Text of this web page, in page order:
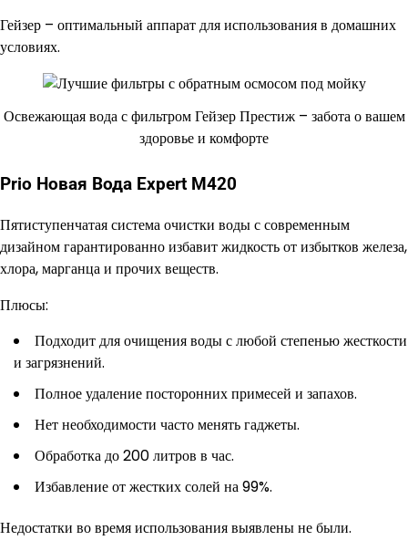
Гейзер – оптимальный аппарат для использования в домашних
условиях.
Освежающая вода с фильтром Гейзер Престиж – забота о вашем
здоровье и комфорте
Prio Новая Вода Expert M420
Пятиступенчатая система очистки воды с современным
дизайном гарантированно избавит жидкость от избытков железа,
хлора, марганца и прочих веществ.
Плюсы:
Подходит для очищения воды с любой степенью жесткости
и загрязнений.
Полное удаление посторонних примесей и запахов.
Нет необходимости часто менять гаджеты.
Обработка до 200 литров в час.
Избавление от жестких солей на 99%.
Недостатки во время использования выявлены не были.